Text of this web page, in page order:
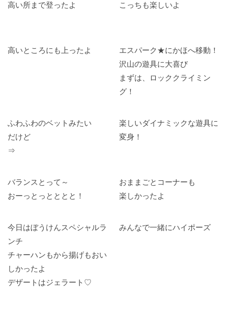
高い所まで登ったよ こっちも楽しいよ
高いところにも上ったよ
エスパーク★にかほへ移動！
沢山の遊具に大喜び
まずは、ロッククライミン
グ！
ふわふわのベットみたい
だけど
⇒
楽しいダイナミックな遊具に
変身！
バランスとって～
おーっとっとととと！
おままごとコーナーも
楽しかったよ
今日はぼうけんスペシャルラ
ンチ
チャーハンもから揚げもおい
しかったよ
デザートはジェラート♡
みんなで一緒にハイポーズ